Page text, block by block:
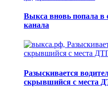
Выкса вновь попала в
канала
Разыскивается
скрывшийся с места